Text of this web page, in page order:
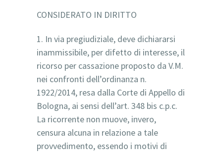
CONSIDERATO IN DIRITTO
1. In via pregiudiziale, deve dichiararsi
inammissibile, per difetto di interesse, il
ricorso per cassazione proposto da V.M.
nei confronti dell’ordinanza n.
1922/2014, resa dalla Corte di Appello di
Bologna, ai sensi dell’art. 348 bis c.p.c.
La ricorrente non muove, invero,
censura alcuna in relazione a tale
provvedimento, essendo i motivi di